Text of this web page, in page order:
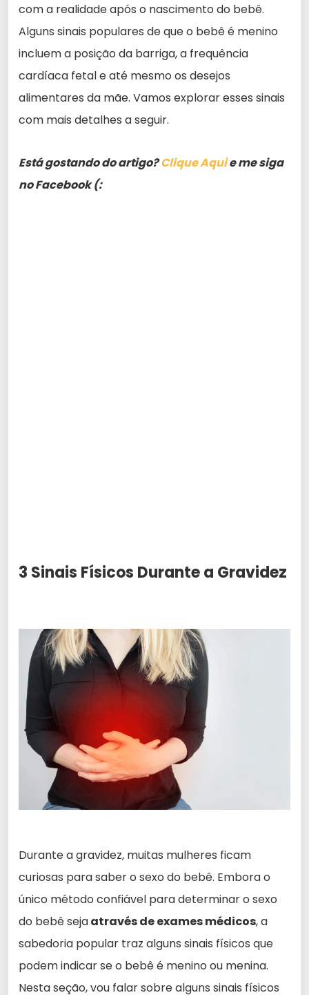
com a realidade após o nascimento do bebê.
Alguns sinais populares de que o bebê é menino
incluem a posição da barriga, a frequência
cardíaca fetal e até mesmo os desejos
alimentares da mãe. Vamos explorar esses sinais
com mais detalhes a seguir.
Está gostando do artigo?Clique Aquie me siga
no Facebook (:
3 Sinais Físicos Durante a Gravidez
Durante a gravidez, muitas mulheres ficam
curiosas para saber o sexo do bebê. Embora o
único método confiável para determinar o sexo
do bebê sejaatravés de exames médicos, a
sabedoria popular traz alguns sinais físicos que
podem indicar se o bebê é menino ou menina.
Nesta seção, vou falar sobre alguns sinais físicos